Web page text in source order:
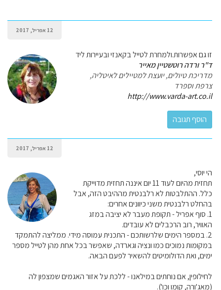
12 אפריל, 2017
זו גם אפשרות.ולמחרת לטייל בקאנזי ובעיירות ליד
ד"ר ורדה רוטשטיין מאייר
מדריכת טיולים, יועצת למטיילים לאיטליה,
צרפת וספרד
http://www.varda-art.co.il
12 אפריל, 2017
הי יוסי,
תחזית מהיום לעוד 11 יום איננה תחזית מדוייקת
כלל. ההתלבטות לא רלבנטית מההיבט הזה, אבל
בהחלט רלבנטית משני כיוונים אחרים:
1. סוף אפריל - תקופת מעבר לא יציבה במזג
האוויר, רוב הרכבלים לא עובדים.
2. במספר הימים שלרשותכם - התכנית עמוסה מידי. ממליצה להתמקד
במקומות נמוכים כמו ונציה וגארדה, שאפשר בכל אחת מהן לטייל מספר
ימים, ואת הדולומיטים להשאיר לפעם הבאה.
לחילופין, אם נוחתים במילאנו - ללכת על אזור האגמים שמצפון לה
(מאג'ורה, קומו וכו').